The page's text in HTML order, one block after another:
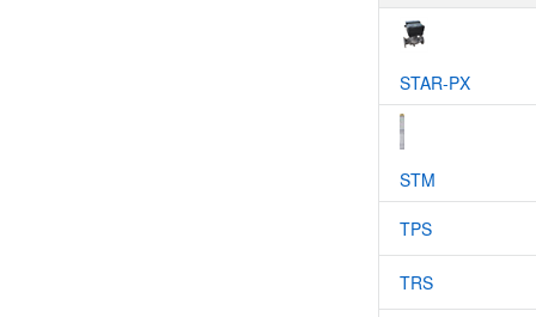
STAR-PX
STM
TPS
TRS